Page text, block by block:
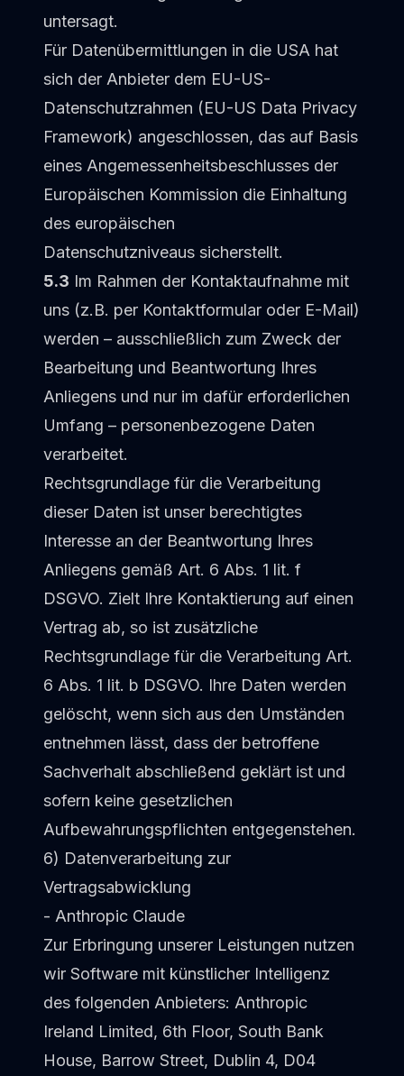
untersagt.
Für Datenübermittlungen in die USA hat
sich der Anbieter dem EU-US-
Datenschutzrahmen (EU-US Data Privacy
Framework) angeschlossen, das auf Basis
eines Angemessenheitsbeschlusses der
Europäischen Kommission die Einhaltung
des europäischen
Datenschutzniveaus sicherstellt.
5.3 Im Rahmen der Kontaktaufnahme mit
uns (z.B. per Kontaktformular oder E-Mail)
werden – ausschließlich zum Zweck der
Bearbeitung und Beantwortung Ihres
Anliegens und nur im dafür erforderlichen
Umfang – personenbezogene Daten
verarbeitet.
Rechtsgrundlage für die Verarbeitung
dieser Daten ist unser berechtigtes
Interesse an der Beantwortung Ihres
Anliegens gemäß Art. 6 Abs. 1 lit. f
DSGVO. Zielt Ihre Kontaktierung auf einen
Vertrag ab, so ist zusätzliche
Rechtsgrundlage für die Verarbeitung Art.
6 Abs. 1 lit. b DSGVO. Ihre Daten werden
gelöscht, wenn sich aus den Umständen
entnehmen lässt, dass der betroffene
Sachverhalt abschließend geklärt ist und
sofern keine gesetzlichen
Aufbewahrungspflichten entgegenstehen.
6) Datenverarbeitung zur
Vertragsabwicklung
- Anthropic Claude
Zur Erbringung unserer Leistungen nutzen
wir Software mit künstlicher Intelligenz
des folgenden Anbieters: Anthropic
Ireland Limited, 6th Floor, South Bank
House, Barrow Street, Dublin 4, D04